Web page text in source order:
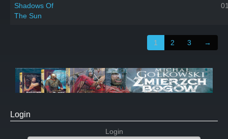
Shadows Of
The Sun
1 2 3 →
Login
Login